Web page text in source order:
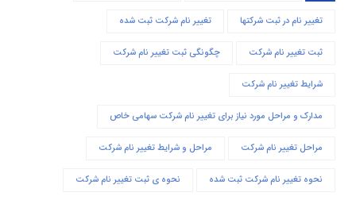
تغییر نام در ثبت شرکتها تغییر نام شرکت ثبت شده
ثبت تغییر نام شرکت چگونگی ثبت تغییر نام شرکت
شرایط تغییر نام شرکت
مدارک و مراحل مورد نیاز برای تغییر نام شرکت سهامی خاص
مراحل تغییر نام شرکت مراحل و شرایط تغییر نام شرکت
نحوه تغییر نام شرکت ثبت شده نحوه ی ثبت تغییر نام شرکت